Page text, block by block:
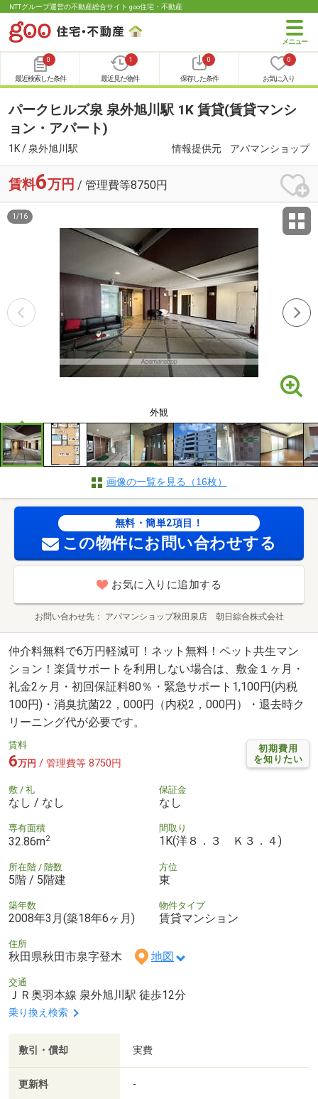
NTTグループ運営の不動産総合サイト goo住宅・不動産
0
最近検索した条件
1
最近見た物件
0
保存した条件
0
お気に入り
パークヒルズ泉 泉外旭川駅 1K 賃貸(賃貸マンシ
ョン・アパート)
1K / 泉外旭川駅 情報提供元 アパマンショップ
賃料6万円 / 管理費等8750円
外観
1 /16
画像の一覧を見る（16枚）
無料・簡単2項目！
この物件にお問い合わせする
お気に入りに追加する
お問い合わせ先 アパマンショップ秋田泉店 朝日綜合株式会社
仲介料無料で6万円軽減可！ネット無料！ペット共生マン
ション！楽賃サポートを利用しない場合は、敷金１ヶ月・
礼金2ヶ月・初回保証料80％・緊急サポート1,100円(内税
100円)・消臭抗菌22，000円（内税2，000円）・退去時ク
リーニング代が必要です。
初期費用
を知りたい
賃料
6万円 / 管理費等 8750円
敷 / 礼
なし / なし
保証金
なし
専有面積
32.86m2
間取り
1K(洋８．３ Ｋ３．４)
所在階 / 階数
5階 / 5階建
方位
東
築年数
2008年3月(築18年6ヶ月)
物件タイプ
賃貸マンション
住所
秋田県秋田市泉字登木 地図
交通
ＪＲ奥羽本線 泉外旭川駅 徒歩12分
乗り換え検索
敷引・償却 実費
更新料 -